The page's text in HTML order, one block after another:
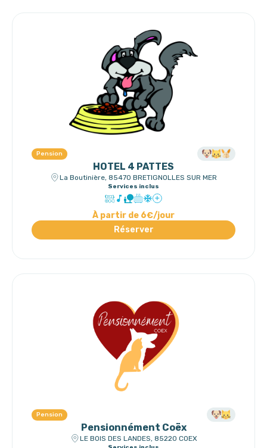
Pension
HOTEL 4 PATTES
La Boutinière, 85470 BRETIGNOLLES SUR MER
Services inclus
À partir de 6€/jour
Réserver
Pension
Pensionnément Coëx
LE BOIS DES LANDES, 85220 COEX